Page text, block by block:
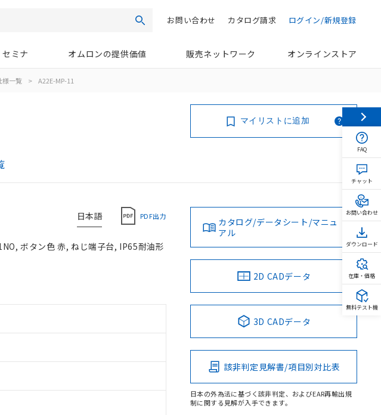
検索 ログイン/新規登録
カタログ請求
お問い合わせ
セミナ オムロンの提供価値 販売ネットワーク オンラインストア
様一覧 > A22E-MP-11
マイリストに追加
日本語 PDF出力
ボタン色 赤, ねじ端子台, IP65耐油形
カタログ/データシート/マニュ
アル
2D CADデータ
3D CADデータ
該非判定見解書/項目別対比表
日本の外為法に基づく該非判定、およびEAR再輸出規
制に関する見解が入手できます。
FAQ
チャット
お問い合わせ
ダウンロード
在庫・価格
無料テスト機